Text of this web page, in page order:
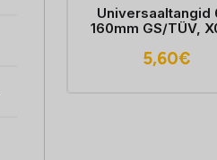
Universaaltangid
160mm GS/TÜV,
5,60€